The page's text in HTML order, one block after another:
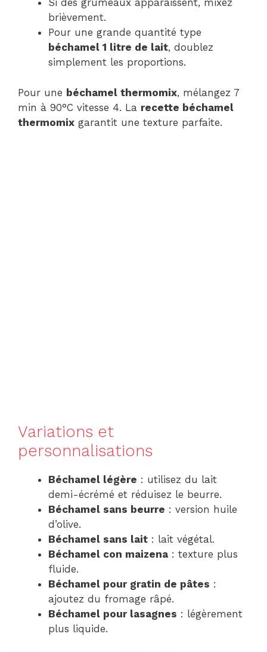
Si des grumeaux apparaissent, mixez
brièvement.
Pour une grande quantité type
béchamel 1 litre de lait, doublez
simplement les proportions.
Pour une béchamel thermomix, mélangez 7
min à 90°C vitesse 4. La recette béchamel
thermomix garantit une texture parfaite.
Variations et
personnalisations
Béchamel légère : utilisez du lait
demi-écrémé et réduisez le beurre.
Béchamel sans beurre : version huile
d’olive.
Béchamel sans lait : lait végétal.
Béchamel con maizena : texture plus
fluide.
Béchamel pour gratin de pâtes :
ajoutez du fromage râpé.
Béchamel pour lasagnes : légèrement
plus liquide.